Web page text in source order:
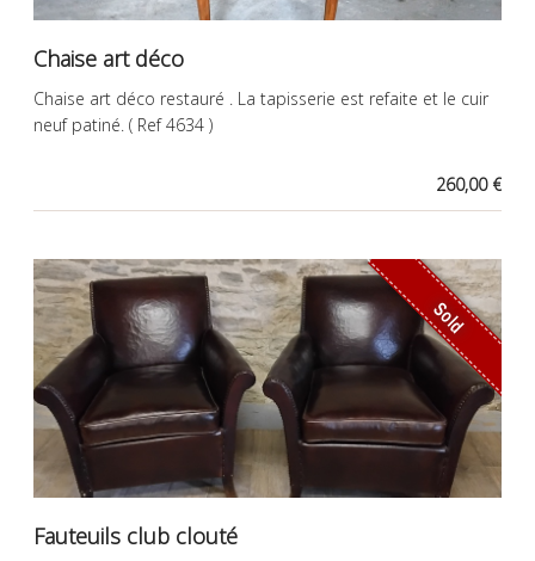
Chaise art déco
Chaise art déco restauré . La tapisserie est refaite et le cuir
neuf patiné. ( Ref 4634 )
260,00 €
Sold
Fauteuils club clouté